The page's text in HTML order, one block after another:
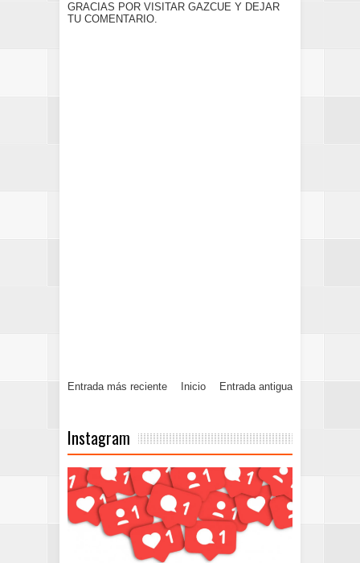
GRACIAS POR VISITAR GAZCUE Y DEJAR
TU COMENTARIO.
Entrada más reciente Entrada antigua
Inicio
Instagram